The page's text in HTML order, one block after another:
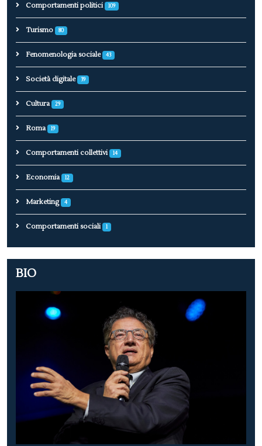
Comportamenti politici 109
Turismo 80
Fenomenologia sociale 43
Società digitale 39
Cultura 29
Roma 19
Comportamenti collettivi 14
Economia 12
Marketing 4
Comportamenti sociali 1
BIO